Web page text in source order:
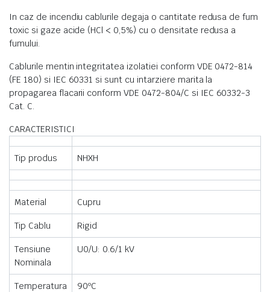
In caz de incendiu cablurile degaja o cantitate redusa de fum
toxic si gaze acide (HCl < 0,5%) cu o densitate redusa a
fumului.
Cablurile mentin integritatea izolatiei conform VDE 0472-814
(FE 180) si IEC 60331 si sunt cu intarziere marita la
propagarea flacarii conform VDE 0472-804/C si IEC 60332-3
Cat. C.
CARACTERISTICI
Tip produs NHXH
Material Cupru
Tip Cablu Rigid
Tensiune
Nominala
U0/U: 0.6/1 kV
Temperatura
90ºC